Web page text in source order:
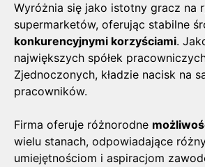
Wyróżnia się jako istotny gracz na
supermarketów, oferując stabilne
konkurencyjnymi korzyściami.
największych spółek
Zjednoczonych, kładzie nacisk na
pracowników.
Firma oferuje różnorodne
wielu stanach, odpowiadające
umiejętnościom i aspiracjom